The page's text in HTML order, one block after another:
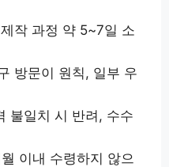
작 과정 약 5~7일 소
방문이 원칙, 일부 우
불일치 시 반려, 수수
이내 수령하지 않으